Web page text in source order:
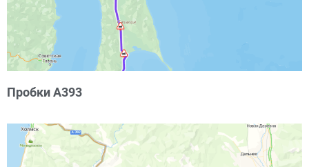
Пробки А393